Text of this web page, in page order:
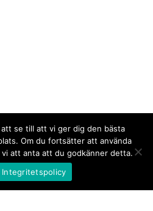
se till att vi ger dig den bästa
Om du fortsätter att använda
att anta att du godkänner detta.
Integritetspolicy